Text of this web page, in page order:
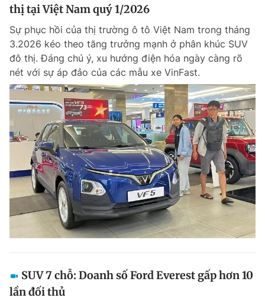
thị tại Việt Nam quý 1/2026
Sự phục hồi của thị trường ô tô Việt Nam trong tháng
3.2026 kéo theo tăng trưởng mạnh ở phân khúc SUV
đô thị. Đáng chú ý, xu hướng điện hóa ngày càng rõ
nét với sự áp đảo của các mẫu xe VinFast.
SUV 7 chỗ: Doanh số Ford Everest gấp hơn 10
lần đối thủ